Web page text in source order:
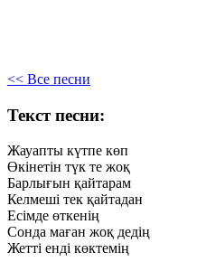
<< Все песни
Текст песни:
Жауапты күтпе көп
Өкінетін түк те жоқ
Барлығын қайтарам
Келмеші тек қайтадан
Есімде өткенің
Сонда маған жоқ дедің
Жетті енді көктемің